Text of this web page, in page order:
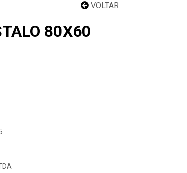
VOLTAR
80X60